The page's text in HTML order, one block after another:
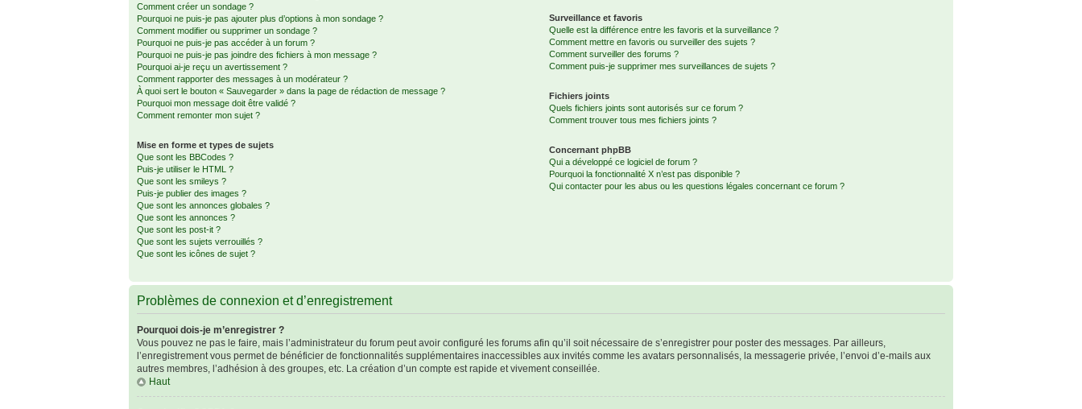
Comment créer un sondage ?
Pourquoi ne puis-je pas ajouter plus d’options à mon sondage ?
Comment modifier ou supprimer un sondage ?
Pourquoi ne puis-je pas accéder à un forum ?
Pourquoi ne puis-je pas joindre des fichiers à mon message ?
Pourquoi ai-je reçu un avertissement ?
Comment rapporter des messages à un modérateur ?
À quoi sert le bouton « Sauvegarder » dans la page de rédaction de message ?
Pourquoi mon message doit être validé ?
Comment remonter mon sujet ?
Mise en forme et types de sujets
Que sont les BBCodes ?
Puis-je utiliser le HTML ?
Que sont les smileys ?
Puis-je publier des images ?
Que sont les annonces globales ?
Que sont les annonces ?
Que sont les post-it ?
Que sont les sujets verrouillés ?
Que sont les icônes de sujet ?
Surveillance et favoris
Quelle est la différence entre les favoris et la surveillance ?
Comment mettre en favoris ou surveiller des sujets ?
Comment surveiller des forums ?
Comment puis-je supprimer mes surveillances de sujets ?
Fichiers joints
Quels fichiers joints sont autorisés sur ce forum ?
Comment trouver tous mes fichiers joints ?
Concernant phpBB
Qui a développé ce logiciel de forum ?
Pourquoi la fonctionnalité X n’est pas disponible ?
Qui contacter pour les abus ou les questions légales concernant ce forum ?
Problèmes de connexion et d’enregistrement
Pourquoi dois-je m’enregistrer ?
Vous pouvez ne pas le faire, mais l’administrateur du forum peut avoir configuré les forums afin qu’il soit nécessaire de s’enregistrer pour poster des messages. Par ailleurs,
l’enregistrement vous permet de bénéficier de fonctionnalités supplémentaires inaccessibles aux invités comme les avatars personnalisés, la messagerie privée, l’envoi d’e-mails aux
autres membres, l’adhésion à des groupes, etc. La création d’un compte est rapide et vivement conseillée.
Haut